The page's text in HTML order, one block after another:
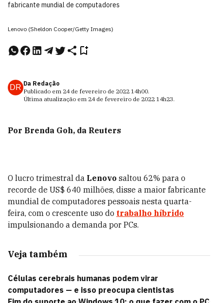
fabricante mundial de computadores
Lenovo (Sheldon Cooper/Getty Images)
DR Da Redação
Publicado em 24 de fevereiro de 2022 14h00.
Última atualização em 24 de fevereiro de 2022 14h23.
Por Brenda Goh, da Reuters
O lucro trimestral da Lenovo saltou 62% para o
recorde de US$ 640 milhões, disse a maior fabricante
mundial de computadores pessoais nesta quarta-
feira, com o crescente uso do trabalho híbrido
impulsionando a demanda por PCs.
Veja também
Células cerebrais humanas podem virar
computadores — e isso preocupa cientistas